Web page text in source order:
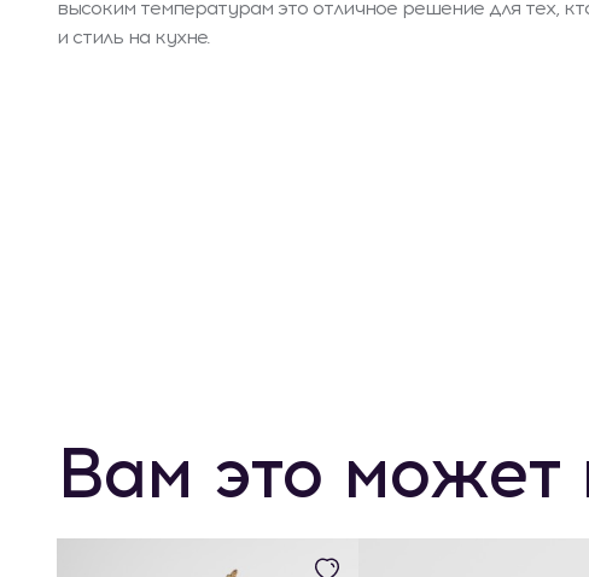
высоким температурам это отличное решение для тех,
и стиль на кухне.
Вам это может